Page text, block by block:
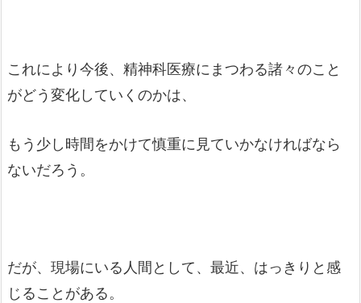
これにより今後、精神科医療にまつわる諸々のこと
がどう変化していくのかは、
もう少し時間をかけて慎重に見ていかなければなら
ないだろう。
だが、現場にいる人間として、最近、はっきりと感
じることがある。